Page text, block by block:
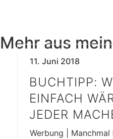
Mehr aus
11. Juni 2018
BUCHTIPP:
EINFACH
JEDER
Werbung | Manchmal